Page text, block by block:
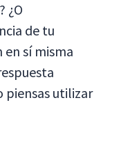
¿O
de tu
en sí misma
piensas utilizar